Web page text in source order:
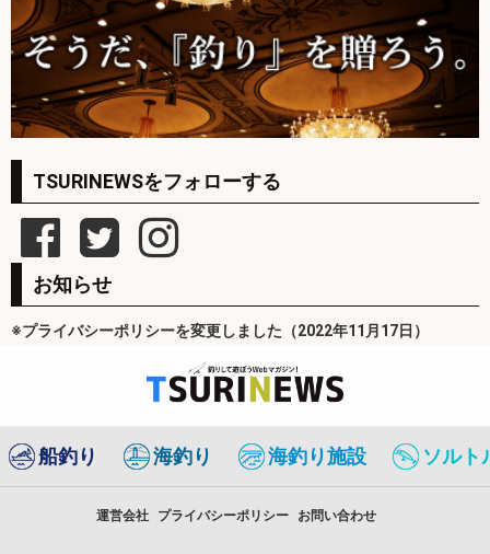
TSURINEWSをフォローする
お知らせ
※プライバシーポリシーを変更しました（2022年11月17日）
船釣り 海釣り 海釣り施設 ソルト
運営会社 プライバシーポリシー お問い合わせ